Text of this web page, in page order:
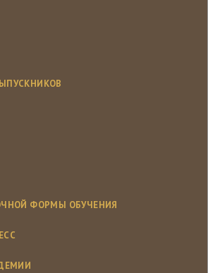
ФОРМЫ ОБУЧЕНИЯ